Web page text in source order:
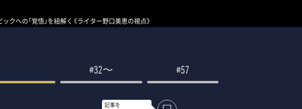
クへの「覚悟」を紐解く《ライター野口美恵の視点》
#32〜 #57
記事を